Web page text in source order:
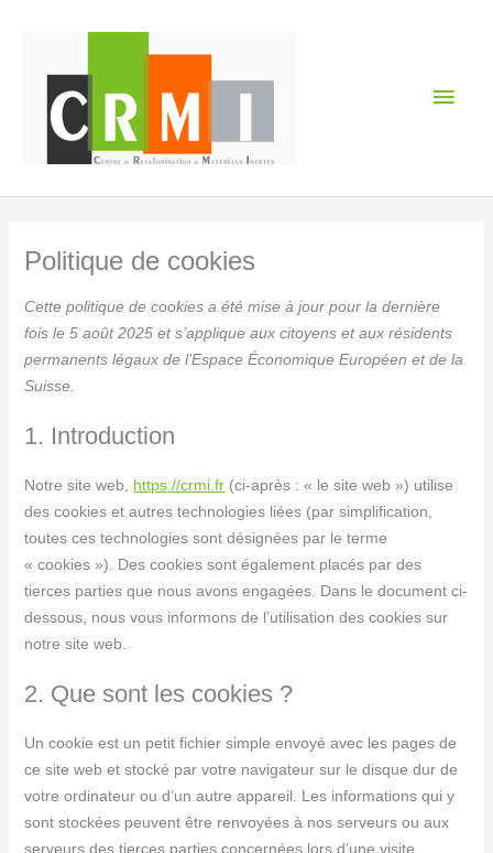
Politique de cookies
Cette politique de cookies a été mise à jour pour la dernière
fois le 5 août 2025 et s’applique aux citoyens et aux résidents
permanents légaux de l’Espace Économique Européen et de la
Suisse.
1. Introduction
Notre site web, https://crmi.fr (ci-après : « le site web ») utilise
des cookies et autres technologies liées (par simplification,
toutes ces technologies sont désignées par le terme
« cookies »). Des cookies sont également placés par des
tierces parties que nous avons engagées. Dans le document ci-
dessous, nous vous informons de l’utilisation des cookies sur
notre site web.
2. Que sont les cookies ?
Un cookie est un petit fichier simple envoyé avec les pages de
ce site web et stocké par votre navigateur sur le disque dur de
votre ordinateur ou d’un autre appareil. Les informations qui y
sont stockées peuvent être renvoyées à nos serveurs ou aux
serveurs des tierces parties concernées lors d’une visite
divers